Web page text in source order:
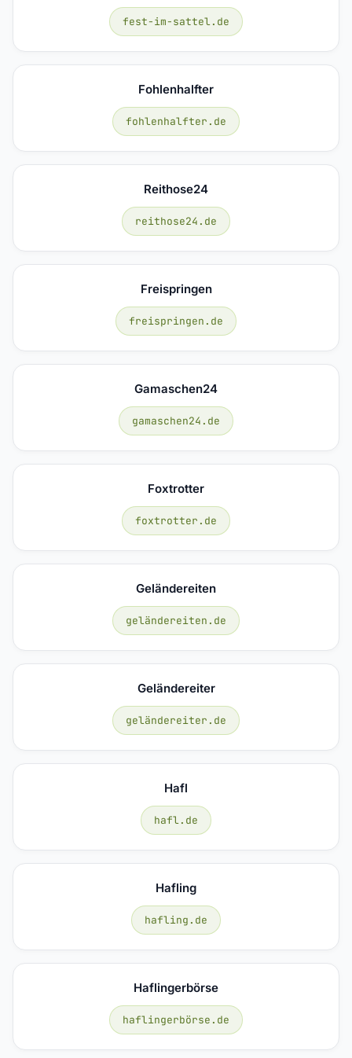
fest-im-sattel.de
Fohlenhalfter
fohlenhalfter.de
Reithose24
reithose24.de
Freispringen
freispringen.de
Gamaschen24
gamaschen24.de
Foxtrotter
foxtrotter.de
Geländereiten
geländereiten.de
Geländereiter
geländereiter.de
Hafl
hafl.de
Hafling
hafling.de
Haflingerbörse
haflingerbörse.de